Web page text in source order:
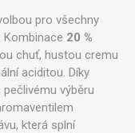
pro všechny
20 %
chuť, hustou cremu
aciditou. Díky
výběru
která splní